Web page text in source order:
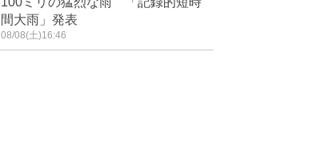
間大雨」発表
08/08(土)16:46